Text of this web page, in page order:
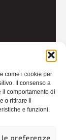
come i cookie per
Il consenso a
comportamento di
o ritirare il
e funzioni.
preferenze